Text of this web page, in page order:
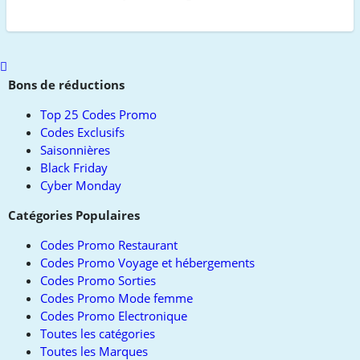
Scroll
toBons de réductions
Top 25 Codes Promo
Codes Exclusifs
Saisonnières
Black Friday
Cyber Monday
Catégories Populaires
Codes Promo Restaurant
Codes Promo Voyage et hébergements
Codes Promo Sorties
Codes Promo Mode femme
Codes Promo Electronique
Toutes les catégories
Toutes les Marques